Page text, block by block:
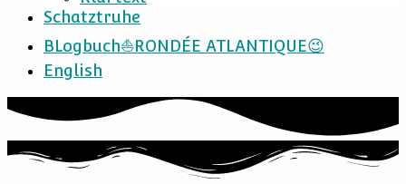
Schatztruhe
BLogbuch⛵RONDÉE ATLANTIQUE😉
English